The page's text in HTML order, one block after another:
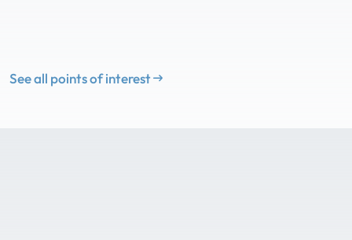
See all points of interest